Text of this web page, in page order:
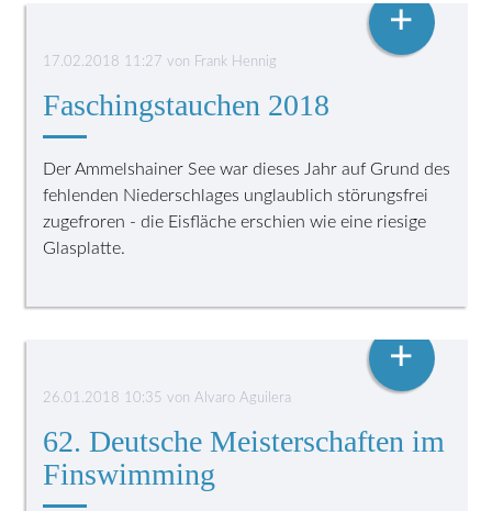
17.02.2018 11:27 von Frank Hennig
Faschingstauchen 2018
Der Ammelshainer See war dieses Jahr auf Grund des
fehlenden Niederschlages unglaublich störungsfrei
zugefroren - die Eisfläche erschien wie eine riesige
Glasplatte.
+
26.01.2018 10:35 vonAlvaro Aguilera
62. Deutsche Meisterschaften im
Finswimming
+